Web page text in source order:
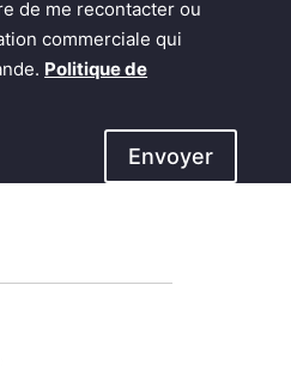
de me recontacter ou
commerciale qui
Politique de
Envoyer